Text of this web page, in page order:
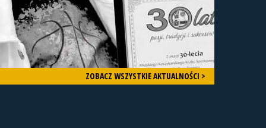
ZOBACZ WSZYSTKIE AKTUALNOŚCI >